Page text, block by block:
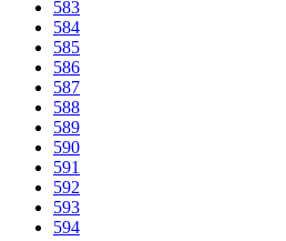
583
584
585
586
587
588
589
590
591
592
593
594